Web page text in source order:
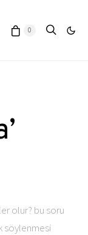
0
olur? bu soru
söylenmesi